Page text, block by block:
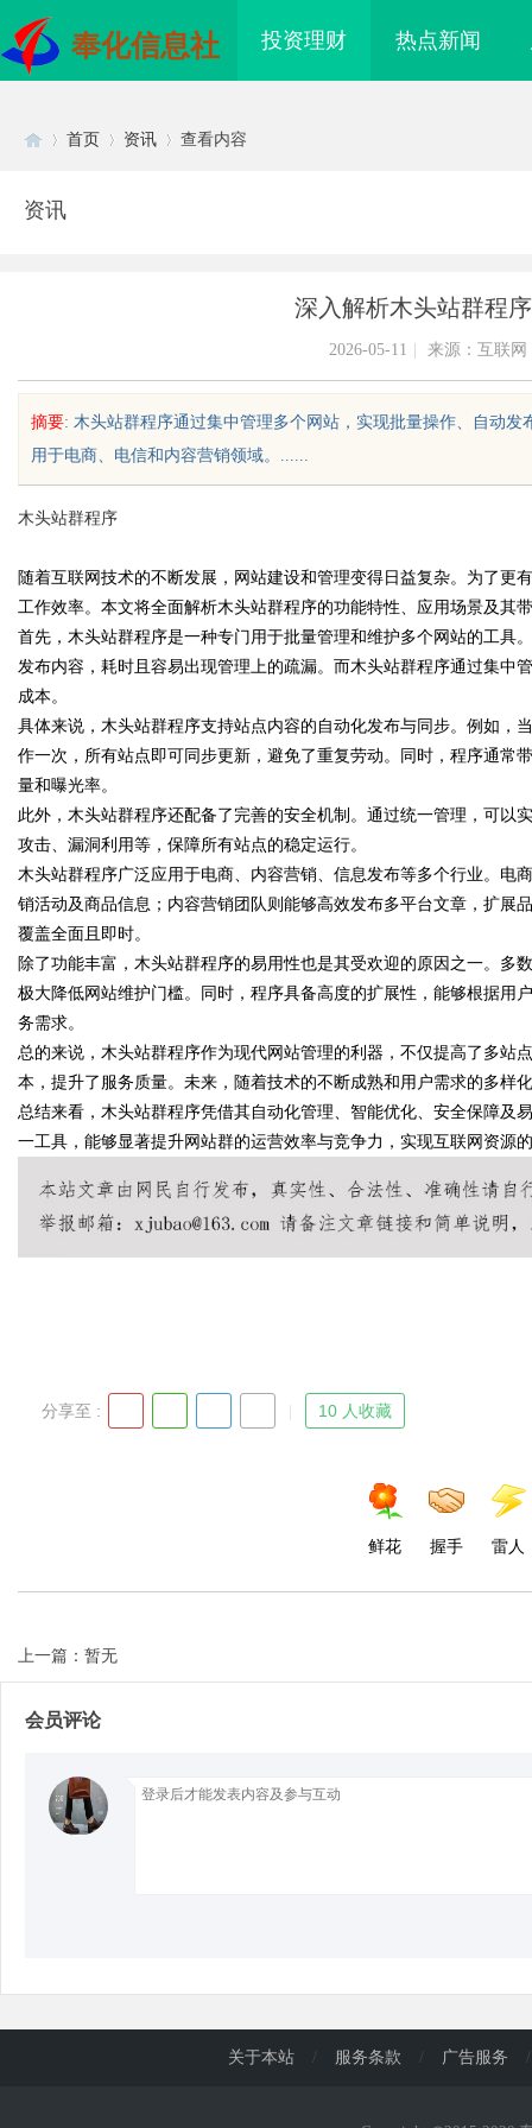
奉化信息社 投资理财 热点新闻
uz
!
Bo
d
首页 资讯 查看内容
资讯
深入解析木头站群程
2026-05-11 来源：互联网
摘要: 木头站群程序通过集中管理多个网站，实现批量操作、自动
用于电商、电信和内容营销领域。......
木头站群程序
随着互联网技术的不断发展，网站建设和管理变得日益复杂。为了更
工作效率。本文将全面解析木头站群程序的功能特性、应用场景及其
首先，木头站群程序是一种专门用于批量管理和维护多个网站的工具
发布内容，耗时且容易出现管理上的疏漏。而木头站群程序通过集中
成本。
具体来说，木头站群程序支持站点内容的自动化发布与同步。例如，
作一次，所有站点即可同步更新，避免了重复劳动。同时，程序通常
量和曝光率。
此外，木头站群程序还配备了完善的安全机制。通过统一管理，可以
攻击、漏洞利用等，保障所有站点的稳定运行。
木头站群程序广泛应用于电商、内容营销、信息发布等多个行业。电
销活动及商品信息；内容营销团队则能够高效发布多平台文章，扩展
覆盖全面且即时。
除了功能丰富，木头站群程序的易用性也是其受欢迎的原因之一。多
极大降低网站维护门槛。同时，程序具备高度的扩展性，能够根据用
务需求。
总的来说，木头站群程序作为现代网站管理的利器，不仅提高了多站
本，提升了服务质量。未来，随着技术的不断成熟和用户需求的多样
总结来看，木头站群程序凭借其自动化管理、智能优化、安全保障及
一工具，能够显著提升网站群的运营效率与竞争力，实现互联网资源
分享至 : 10 人收藏
鲜花 握手 雷人
上一篇：暂无
会员评论
用，规避侵权风险
关于本站 / 服务条款 / 广告服务 /